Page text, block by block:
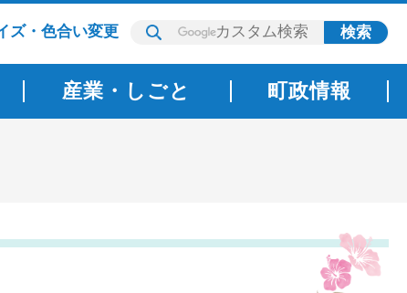
ズ・色合い変更
産業・しごと 町政情報